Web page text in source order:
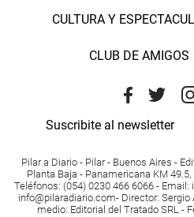
CULTURA Y
CLUB DE AMIGOS
Suscribite al newsletter
Pilar a Diario - Pilar - Buenos Aires -
Planta Baja - Panamericana KM
Teléfonos: (054) 0230 466 6066 - Email :
info@pilaradiario.com- Director: Sergio
medio: Editorial del Tratado SRL -